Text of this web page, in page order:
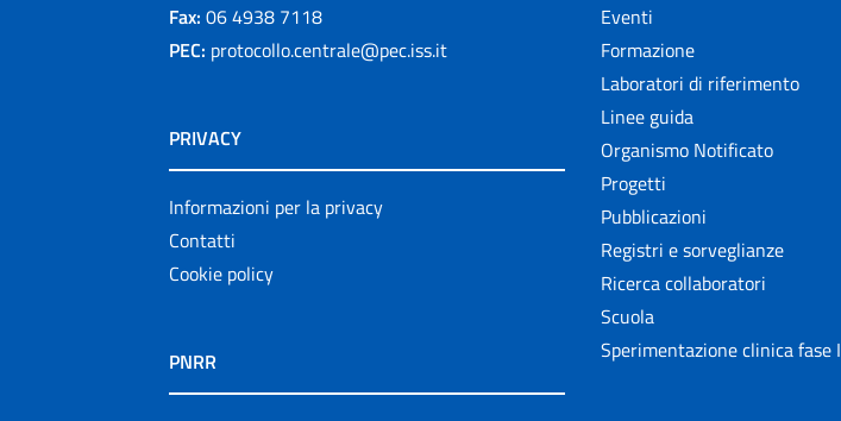
Fax: 06 4938 7118
PEC: protocollo.centrale@pec.iss.it
PRIVACY
Informazioni per la privacy
Contatti
Cookie policy
PNRR
Eventi
Formazione
Laboratori di riferimento
Linee guida
Organismo Notificato
Progetti
Pubblicazioni
Registri e sorveglianze
Ricerca collaboratori
Scuola
Sperimentazione clinica fase I